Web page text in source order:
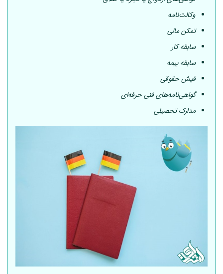
وکالت‌نامه
تمکن مالی
سابقه کار
سابقه بیمه
فیش حقوقی
گواهی‌نامه‌های فنی حرفه‌ای
مدارک تحصیلی